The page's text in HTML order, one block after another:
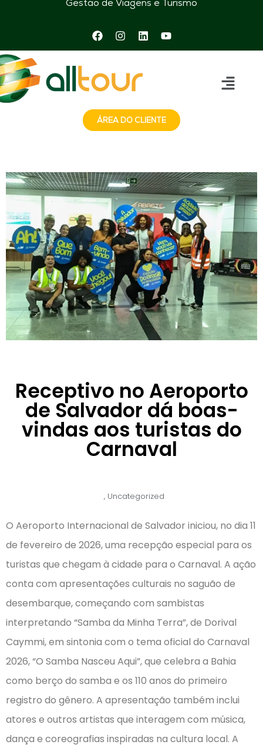
Gestão de Viagens e Turismo
ÁREA DO CLIENTE
Receptivo no Aeroporto
de Salvador dá boas-
vindas aos turistas do
Carnaval
, Uncategorized
O Aeroporto Internacional de Salvador iniciou, no dia 11
de fevereiro de 2026, uma recepção especial para os
turistas que chegam à cidade para o Carnaval. A ação
conta com apresentações culturais no saguão de
desembarque, começando com sambistas
interpretando “Samba da Minha Terra”, de Dorival
Caymmi, em sintonia com o tema oficial do Carnaval
2026, “O Samba Nasceu Aqui”, que celebra a Bahia
como berço do samba e os 110 anos do primeiro
registro do gênero. A apresentação também inclui
atores e outros artistas que interagem com música,
dança e coreografias inspiradas na cultura local. A